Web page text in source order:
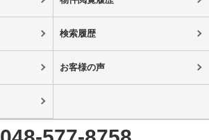
検索履歴
お客様の声